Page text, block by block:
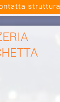
struttura